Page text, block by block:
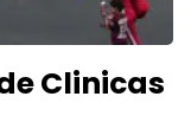
Clinicas